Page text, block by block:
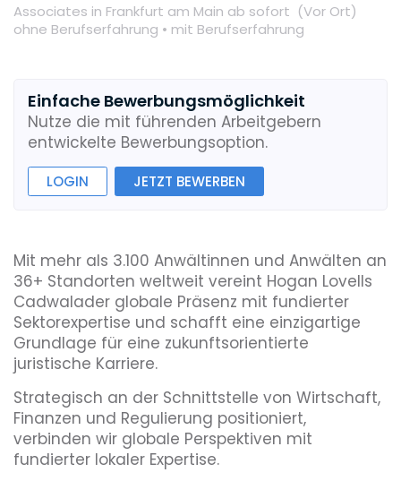
Associates in Frankfurt am Main ab sofort (Vor Ort)
ohne Berufserfahrung • mit Berufserfahrung
Einfache Bewerbungsmöglichkeit
Nutze die mit führenden Arbeitgebern
entwickelte Bewerbungsoption.
LOGIN JETZT BEWERBEN
Mit mehr als 3.100 Anwältinnen und Anwälten an
36+ Standorten weltweit vereint Hogan Lovells
Cadwalader globale Präsenz mit fundierter
Sektorexpertise und schafft eine einzigartige
Grundlage für eine zukunftsorientierte
juristische Karriere.
Strategisch an der Schnittstelle von Wirtschaft,
Finanzen und Regulierung positioniert,
verbinden wir globale Perspektiven mit
fundierter lokaler Expertise.